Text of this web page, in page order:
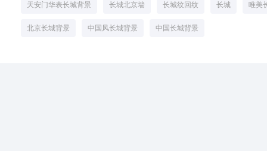
天安门华表长城背景 长城北京墙 长城纹回纹 长城 唯美
北京长城背景 中国风长城背景 中国长城背景